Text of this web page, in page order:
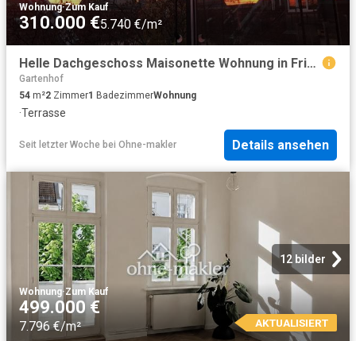
Wohnung·Zum Kauf
310.000 €5.740 €/m²
Helle Dachgeschoss Maisonette Wohnung in Friedrichshain, bezugsfrei
Gartenhof
54 m²2 Zimmer1 BadezimmerWohnung
·Terrasse
Seit letzter Woche bei Ohne-makler Details ansehen
12 bilder
Wohnung·Zum Kauf
499.000 €
7.796 €/m² AKTUALISIERT